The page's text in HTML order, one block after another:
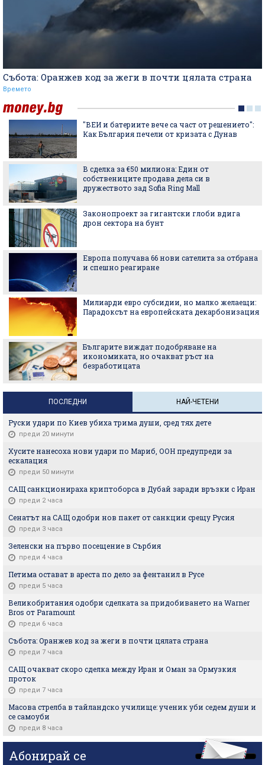
Събота: Оранжев код за жеги в почти цялата страна
Времето
"ВЕИ и батериите вече са част от решението":
Как България печели от кризата с Дунав
В сделка за €50 милиона: Един от
собствениците продава дела си в
дружеството зад Sofia Ring Mall
Законопроект за гигантски глоби вдига
дрон сектора на бунт
Европа получава 66 нови сателита за отбрана
и спешно реагиране
Милиарди евро субсидии, но малко желаещи:
Парадоксът на европейската декарбонизация
Българите виждат подобряване на
икономиката, но очакват ръст на
безработицата
ПОСЛЕДНИ НАЙ-ЧЕТЕНИ
Руски удари по Киев убиха трима души, сред тях дете
преди 20 минути
Хусите нанесоха нови удари по Мариб, ООН предупреди за
ескалация
преди 50 минути
САЩ санкционираха криптоборса в Дубай заради връзки с Иран
преди 2 часа
Сенатът на САЩ одобри нов пакет от санкции срещу Русия
преди 3 часа
Зеленски на първо посещение в Сърбия
преди 4 часа
Петима остават в ареста по дело за фентанил в Русе
преди 5 часа
Великобритания одобри сделката за придобиването на Warner
Bros от Paramount
преди 6 часа
Събота: Оранжев код за жеги в почти цялата страна
преди 7 часа
САЩ очакват скоро сделка между Иран и Оман за Ормузкия
проток
преди 7 часа
Масова стрелба в тайландско училище: ученик уби седем души и
се самоуби
преди 8 часа
Абонирай се